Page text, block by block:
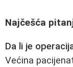
Najčešća
Da li je
Većina